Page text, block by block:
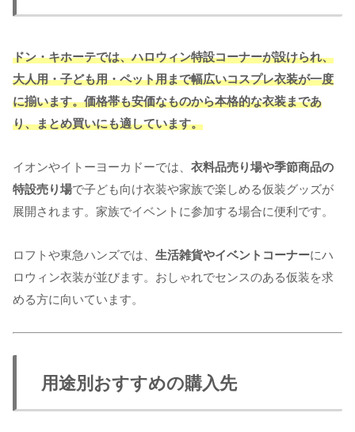
ドン・キホーテでは、ハロウィン特設コーナーが設けられ、
大人用・子ども用・ペット用まで幅広いコスプレ衣装が一度
に揃います。価格帯も安価なものから本格的な衣装まであ
り、まとめ買いにも適しています。
イオンやイトーヨーカドーでは、 衣料品売り場や季節商品の
特設売り場で子ども向け衣装や家族で楽しめる仮装グッズが
展開されます。家族でイベントに参加する場合に便利です。
ロフトや東急ハンズでは、 生活雑貨やイベントコーナーにハ
ロウィン衣装が並びます。おしゃれでセンスのある仮装を求
める方に向いています。
用途別おすすめの購入先